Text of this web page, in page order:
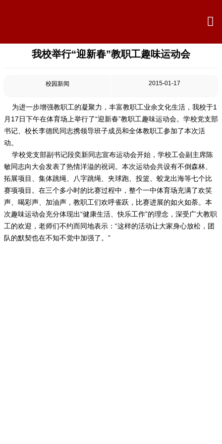

我校举行“迎新春”教职工趣味运动会
校园新闻 2015-01-17
为进一步增强教职工的凝聚力，丰富教职工业余文化生活，我校于1
月17日下午在体育场上举行了“迎新春”教职工趣味运动会。学校党支部
书记、校长李德民同志携领导班子成员和全体教职工参加了本次活
动。
学校党支部副书记段奕新同志宣布运动会开始，学校工会副主席陈
敏同志向大会发表了热情洋溢的祝词。本次运动会共设有不倒森林、
拓展项目、集体跳绳、八字跳绳、夹球跑、投篮、蛟龙出海等七个比
赛项项目。在三个多小时的比赛过程中，整个一中体育场充满了欢笑
声、喝彩声、加油声，教职工们欢呼雀跃，比赛进展的如火如荼。本
次趣味运动会充分体现出“健康生活、快乐工作”的理念，深受广大教职
工的欢迎，老师们不约而同地表示：“这样的活动让大家身心放松，团
队的默契也在不知不觉中加强了。”
首页
学校概况
 信息公开
 教学教研
 最新公告
 校园新闻
 科学技术实验校